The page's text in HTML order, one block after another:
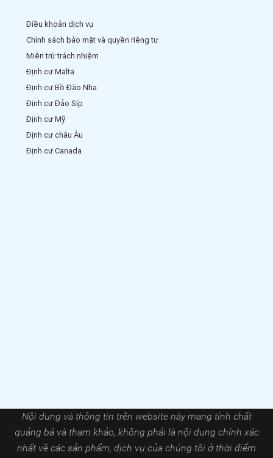
Điều khoản dịch vụ
Chính sách bảo mật và quyền riêng tư
Miễn trừ trách nhiệm
Định cư Malta
Định cư Bồ Đào Nha
Định cư Đảo Síp
Định cư Mỹ
Định cư châu Âu
Định cư Canada
Nội dung và thông tin trên website này mang tính chất
quảng bá và tham khảo, không phải là nội dung chính xác
nhất về các sản phẩm, dịch vụ của chúng tôi ở thời điểm